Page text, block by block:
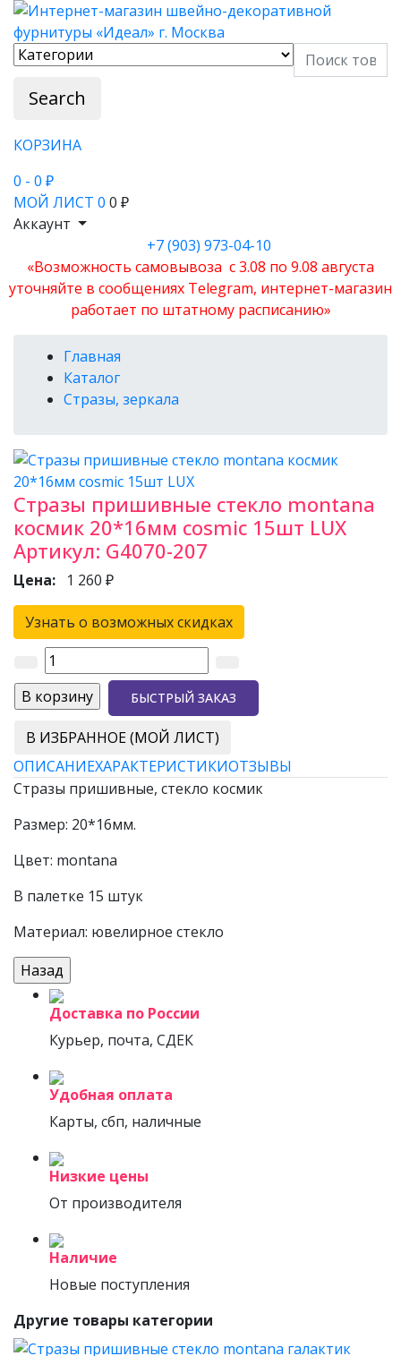
Search
КОРЗИНА
0 - 0 ₽
МОЙ ЛИСТ 0 0 ₽
Аккаунт
+7 (903) 973-04-10
«Возможность самовывоза с 3.08 по 9.08 августа
уточняйте в сообщениях Telegram, интернет-магазин
работает по штатному расписанию»
Главная
Каталог
Стразы, зеркала
Стразы пришивные стекло montana
космик 20*16мм cosmic 15шт LUX
Артикул: G4070-207
Цена: 1 260 ₽
Узнать о возможных скидках
БЫСТРЫЙ ЗАКАЗ
В ИЗБРАННОЕ (МОЙ ЛИСТ)
ОПИСАНИЕХАРАКТЕРИСТИКИОТЗЫВЫ
Стразы пришивные, стекло космик
Размер: 20*16мм.
Цвет: montana
В палетке 15 штук
Материал: ювелирное стекло
Доставка по России
Курьер, почта, СДЕК
Удобная оплата
Карты, сбп, наличные
Низкие цены
От производителя
Наличие
Новые поступления
Другие товары категории